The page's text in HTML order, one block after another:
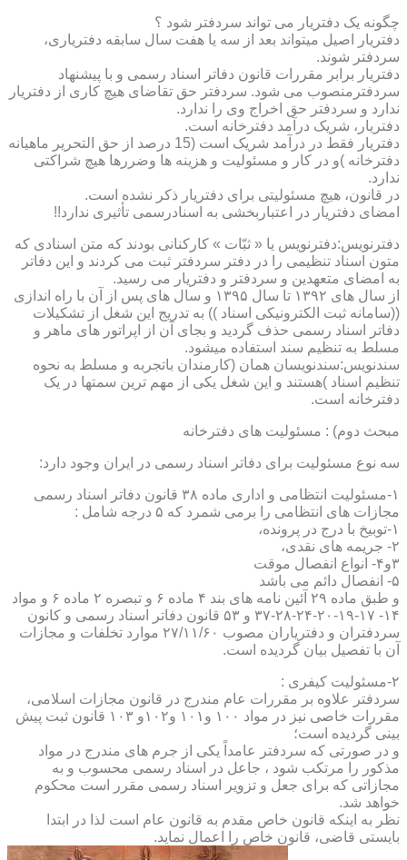
چگونه یک دفتریار می تواند سردفتر شود ؟
دفتریار اصیل میتواند بعد از سه یا هفت سال سابقه دفتریاری،
سردفتر شوند.
دفتریار برابر مقررات قانون دفاتر اسناد رسمی و با پیشنهاد
سردفترمنصوب می شود. سردفتر حق تقاضای هیچ کاری از دفتریار
ندارد و سردفتر حق اخراج وی را ندارد.
دفتریار، شریک درآمد دفترخانه است.
دفتریار فقط در درآمد شریک است (15 درصد از حق التحریر ماهیانه
دفترخانه )و در کار و مسئولیت و هزینه ها وضررها هیچ شراکتی
ندارد.
در قانون، هیچ مسئولیتی برای دفتریار ذکر نشده است.
امضای دفتریار در اعتباربخشی به اسنادرسمی تأثیری ندارد!!
دفترنویس:دفترنویس یا « ثبّات » کارکنانی بودند که متن اسنادی که
متون اسناد تنظیمی را در دفتر سردفتر ثبت می کردند و این دفاتر
به امضای متعهدین و سردفتر و دفتریار می رسید.
از سال های ۱۳۹۲ تا سال ۱۳۹۵ و سال های پس از آن با راه اندازی
((سامانه ثبت الکترونیکی اسناد )) به تدریج این شغل از تشکیلات
دفاتر اسناد رسمی حذف گردید و بجای آن از اپراتور های ماهر و
مسلط به تنظیم سند استفاده میشود.
سندنویس:سندنویسان همان (کارمندان باتجربه و مسلط به نحوه
تنظیم اسناد )هستند و این شغل یکی از مهم ترین سمتها در یک
دفترخانه است.
مبحث دوم) : مسئولیت های دفترخانه
سه نوع مسئولیت برای دفاتر اسناد رسمی در ایران وجود دارد:
۱-مسئولیت انتظامی و اداری ماده ۳۸ قانون دفاتر اسناد رسمی
مجازات های انتظامی را برمی شمرد که ۵ درجه شامل :
۱-توبیخ با درج در پرونده،
۲- جریمه های نقدی،
۳و۴- انواع انفصال موقت
۵- انفصال دائم می باشد
و طبق ماده ۲۹ آئین نامه های بند ۴ ماده ۶ و تبصره ۲ ماده ۶ و مواد
۱۴- ۱۷-۱۹-۲۰-۲۴-۲۸-۳۷ و ۵۳ قانون دفاتر اسناد رسمی و کانون
سردفتران و دفتریاران مصوب ۲۷/۱۱/۶۰ موارد تخلفات و مجازات
آن با تفصیل بیان گردیده است.
۲-مسئولیت کیفری :
سردفتر علاوه بر مقررات عام مندرج در قانون مجازات اسلامی،
مقررات خاصی نیز در مواد ۱۰۰ و۱۰۱ و۱۰۲و ۱۰۳ قانون ثبت پیش
بینی گردیده است؛
و در صورتی که سردفتر عامداً یکی از جرم های مندرج در مواد
مذکور را مرتکب شود ، جاعل در اسناد رسمی محسوب و به
مجازاتی که برای جعل و تزویر اسناد رسمی مقرر است محکوم
خواهد شد.
نظر به اینکه قانون خاص مقدم به قانون عام است لذا در ابتدا
بایستی قاضی، قانون خاص را اعمال نماید.